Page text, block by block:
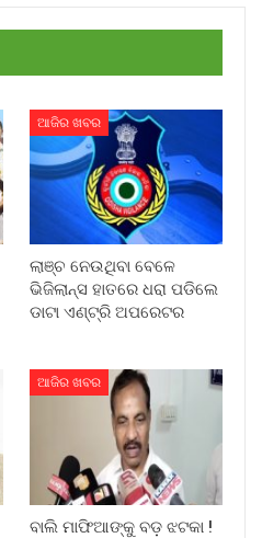
ଆଜିର ଖବର
ଲାଞ୍ଚ ନେଉଥିବା ବେଳେ
ଭିଜିଲାନ୍ସ ହାତରେ ଧରା ପଡିଲେ
ଡାଟା ଏଣ୍ଟ୍ରି ଅପରେଟର
ଆଜିର ଖବର
ବାଲି ମାଫିଆଙ୍କୁ ବଡ଼ ଝଟକା !